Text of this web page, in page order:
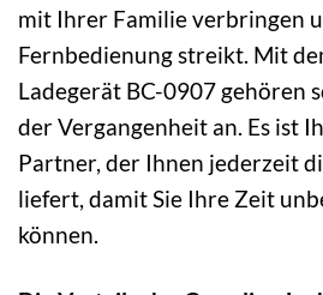
mit Ihrer Familie verbringen
Fernbedienung streikt. Mit
Ladegerät BC-0907 gehören
der Vergangenheit an. Es ist
Partner, der Ihnen jederzeit
liefert, damit Sie Ihre Zeit
können.